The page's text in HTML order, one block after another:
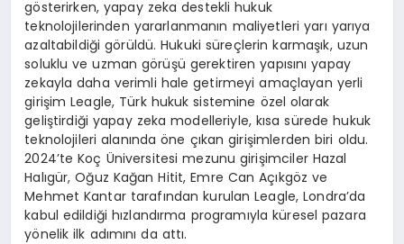
gösterirken, yapay zeka destekli hukuk
teknolojilerinden yararlanmanın maliyetleri yarı yarıya
azaltabildiği görüldü. Hukuki süreçlerin karmaşık, uzun
soluklu ve uzman görüşü gerektiren yapısını yapay
zekayla daha verimli hale getirmeyi amaçlayan yerli
girişim Leagle, Türk hukuk sistemine özel olarak
geliştirdiği yapay zeka modelleriyle, kısa sürede hukuk
teknolojileri alanında öne çıkan girişimlerden biri oldu.
2024’te Koç Üniversitesi mezunu girişimciler Hazal
Halıgür, Oğuz Kağan Hitit, Emre Can Açıkgöz ve
Mehmet Kantar tarafından kurulan Leagle, Londra’da
kabul edildiği hızlandırma programıyla küresel pazara
yönelik ilk adımını da attı.